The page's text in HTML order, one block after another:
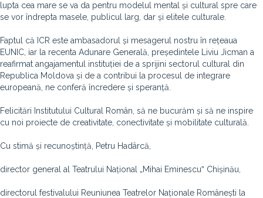
lupta cea mare se va da pentru modelul mental și cultural spre care
se vor îndrepta masele, publicul larg, dar și elitele culturale.
Faptul că ICR este ambasadorul și mesagerul nostru în rețeaua
EUNIC, iar la recenta Adunare Generală, președintele Liviu Jicman a
reafirmat angajamentul instituției de a sprijini sectorul cultural din
Republica Moldova și de a contribui la procesul de integrare
europeană, ne conferă încredere și speranță.
Felicitări Institutului Cultural Român, să ne bucurăm și să ne inspire
cu noi proiecte de creativitate, conectivitate și mobilitate culturală.
Cu stimă și recunoștință, Petru Hadârcă,
director general al Teatrului Național „Mihai Eminescuˮ Chișinău,
directorul festivalului Reuniunea Teatrelor Naționale Românești la